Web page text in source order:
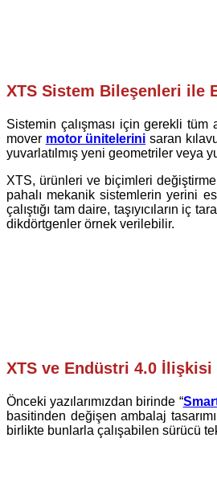
XTS Sistem Bileşenleri ile
Sistemin çalışması için gerekli tüm
mover motor ünitelerini saran
yuvarlatılmış yeni geometriler veya
XTS, ürünleri ve biçimleri
pahalı mekanik sistemlerin yerini
çalıştığı tam daire, taşıyıcıların iç
dikdörtgenler örnek verilebilir.
XTS ve Endüstri 4.0 İlişkisi
Önceki yazılarımızdan birinde “
basitinden değişen ambalaj
birlikte bunlarla çalışabilen sürücü